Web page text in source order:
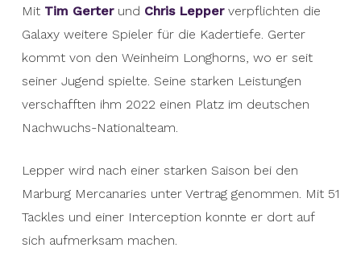
Mit Tim Gerterund Chris Lepperverpflichten die
Galaxy weitere Spieler für die Kadertiefe. Gerter
kommt von den Weinheim Longhorns, wo er seit
seiner Jugend spielte. Seine starken Leistungen
verschafften ihm 2022 einen Platz im deutschen
Nachwuchs-Nationalteam.
Lepper wird nach einer starken Saison bei den
Marburg Mercanaries unter Vertrag genommen. Mit 51
Tackles und einer Interception konnte er dort auf
sich aufmerksam machen.